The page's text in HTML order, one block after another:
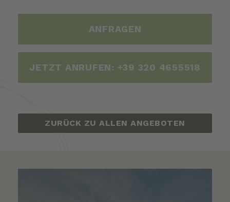
ANFRAGEN
JETZT ANRUFEN: +39 320 4655518
ZURÜCK ZU ALLEN ANGEBOTEN